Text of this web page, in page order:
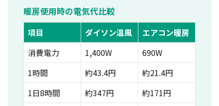
暖房使用時の電気代比較
項目
ダイソン温風
エアコン暖房
消費電力
1,400W
690W
1時間
約43.4円
約21.4円
1日8時間
約347円
約171円